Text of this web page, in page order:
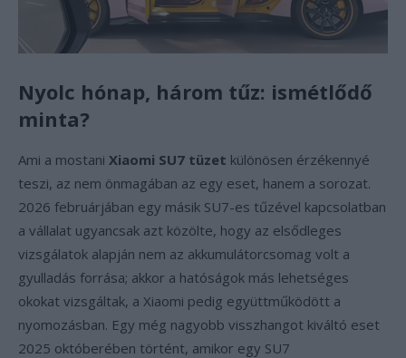
Nyolc hónap, három tűz: ismétlődő
minta?
Ami a mostani Xiaomi SU7 tüzet különösen érzékennyé
teszi, az nem önmagában az egy eset, hanem a sorozat.
2026 februárjában egy másik SU7-es tűzével kapcsolatban
a vállalat ugyancsak azt közölte, hogy az elsődleges
vizsgálatok alapján nem az akkumulátorcsomag volt a
gyulladás forrása; akkor a hatóságok más lehetséges
okokat vizsgáltak, a Xiaomi pedig együttműködött a
nyomozásban. Egy még nagyobb visszhangot kiváltó eset
2025 októberében történt, amikor egy SU7